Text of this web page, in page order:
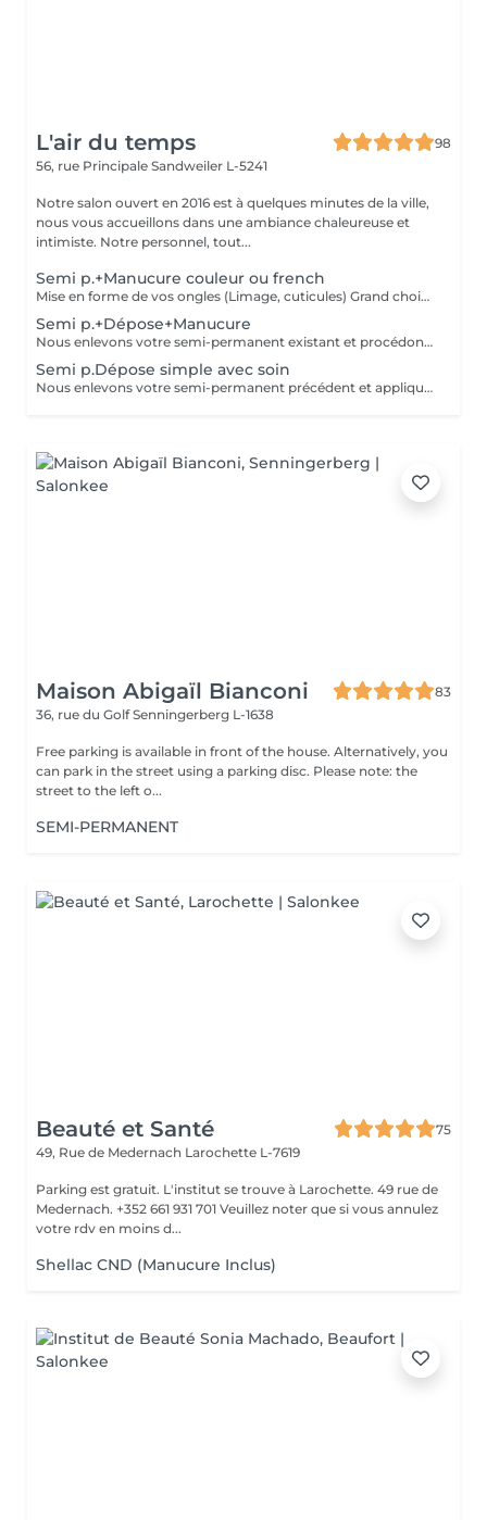
L'air du temps
98
56, rue Principale Sandweiler L-5241
Notre salon ouvert en 2016 est à quelques minutes de la ville,
nous vous accueillons dans une ambiance chaleureuse et
intimiste. Notre personnel, tout...
Semi p.+Manucure couleur ou french
Mise en forme de vos ongles (Limage, cuticules) Grand choix de couleurs, Tenue du semi-permanent 2-3 semaines. Finition sérum et crème Dépose = enlèvement de semi permanent existant
Semi p.+Dépose+Manucure
Nous enlevons votre semi-permanent existant et procédons à une manucure complète pour un rendu propre et naturel
Semi p.Dépose simple avec soin
Nous enlevons votre semi-permanent précédent et appliquons un sérum nourrissant sur vos ongles.
Maison Abigaïl Bianconi
83
36, rue du GolfSenningerberg L-1638
Free parking is available in front of the house. Alternatively, you
can park in the street using a parking disc. Please note: the
street to the left o...
SEMI-PERMANENT
Beauté et Santé
75
49, Rue de Medernach Larochette L-7619
Parking est gratuit. L'institut se trouve à Larochette. 49 rue de
Medernach. +352 661 931 701 Veuillez noter que si vous annulez
votre rdv en moins d...
Shellac CND (Manucure Inclus)